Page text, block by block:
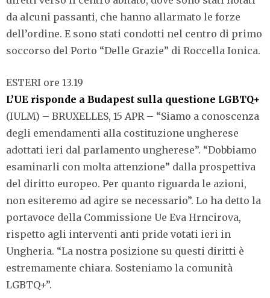
da alcuni passanti, che hanno allarmato le forze
dell’ordine. E sono stati condotti nel centro di primo
soccorso del Porto “Delle Grazie” di Roccella Ionica.
ESTERI ore 13.19
L’UE risponde a Budapest sulla questione LGBTQ+
(IULM) – BRUXELLES, 15 APR – “Siamo a conoscenza
degli emendamenti alla costituzione ungherese
adottati ieri dal parlamento ungherese”. “Dobbiamo
esaminarli con molta attenzione” dalla prospettiva
del diritto europeo. Per quanto riguarda le azioni,
non esiteremo ad agire se necessario”. Lo ha detto la
portavoce della Commissione Ue Eva Hrncirova,
rispetto agli interventi anti pride votati ieri in
Ungheria. “La nostra posizione su questi diritti è
estremamente chiara. Sosteniamo la comunità
LGBTQ+”.